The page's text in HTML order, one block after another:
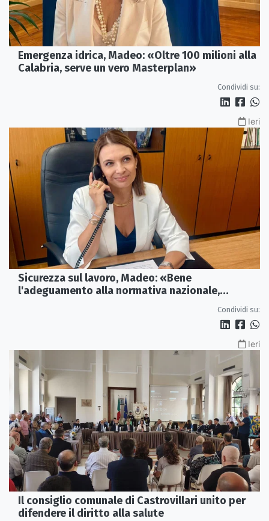
Emergenza idrica, Madeo: «Oltre 100 milioni alla
Calabria, serve un vero Masterplan»
Condividi su:
Ieri
Sicurezza sul lavoro, Madeo: «Bene
l'adeguamento alla normativa nazionale,
Condividi su:
Ieri
Il consiglio comunale di Castrovillari unito per
difendere il diritto alla salute